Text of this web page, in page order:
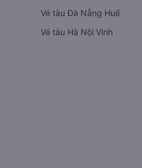
Vé tàu Đà Nẵng Huế
Vé tàu Hà Nội Vinh